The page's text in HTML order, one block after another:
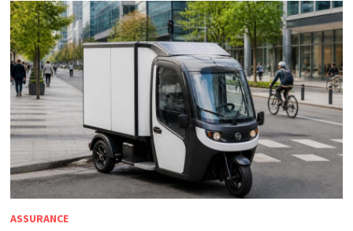
ASSURANCE